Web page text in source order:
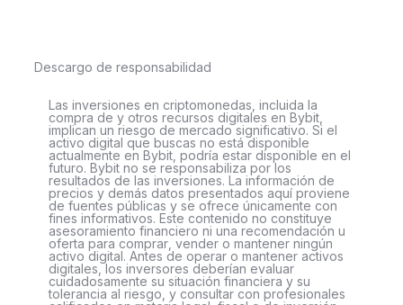
Descargo de responsabilidad
Las inversiones en criptomonedas, incluida la
compra de y otros recursos digitales en Bybit,
implican un riesgo de mercado significativo. Si el
activo digital que buscas no está disponible
actualmente en Bybit, podría estar disponible en el
futuro. Bybit no se responsabiliza por los
resultados de las inversiones. La información de
precios y demás datos presentados aquí proviene
de fuentes públicas y se ofrece únicamente con
fines informativos. Este contenido no constituye
asesoramiento financiero ni una recomendación u
oferta para comprar, vender o mantener ningún
activo digital. Antes de operar o mantener activos
digitales, los inversores deberían evaluar
cuidadosamente su situación financiera y su
tolerancia al riesgo, y consultar con profesionales